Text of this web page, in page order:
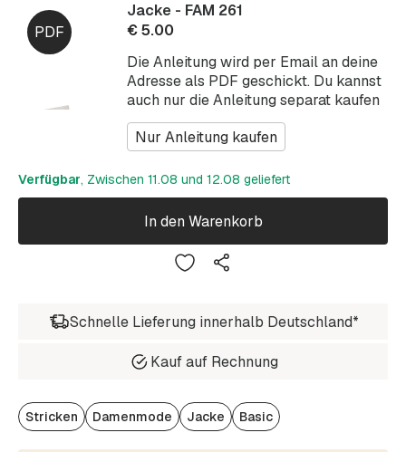
Die Anleitung wird per Email an deine
Adresse als PDF geschickt. Du kannst
auch nur die Anleitung separat kaufen
Nur Anleitung kaufen
Jacke - FAM 261
€5.00
Verfügbar, Zwischen 11.08 und 12.08 geliefert
In den Warenkorb
Schnelle Lieferung innerhalb Deutschland*
Kauf auf Rechnung
Stricken Damenmode Jacke Basic